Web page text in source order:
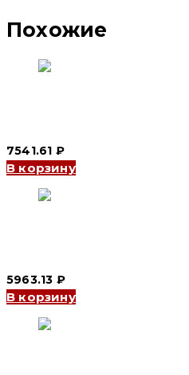
1.6-
(CNC
Похожие
7541.61 ₽
В корзину
5963.13 ₽
В корзину